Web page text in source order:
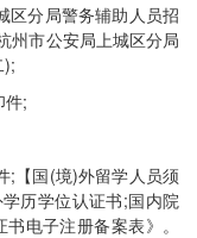
分局警务辅助人员招
州市公安局上城区分局
);
件;
;【国(境)外留学人员须
历学位认证书;国内院
电子注册备案表》。